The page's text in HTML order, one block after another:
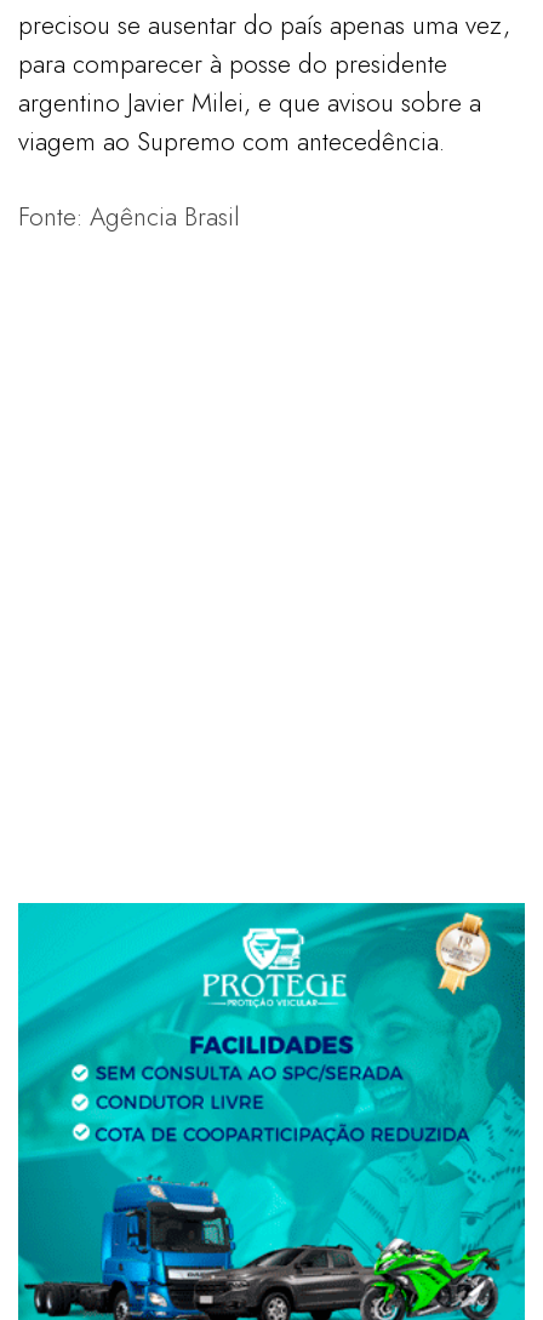
precisou se ausentar do país apenas uma vez,
para comparecer à posse do presidente
argentino Javier Milei, e que avisou sobre a
viagem ao Supremo com antecedência.
Fonte: Agência Brasil